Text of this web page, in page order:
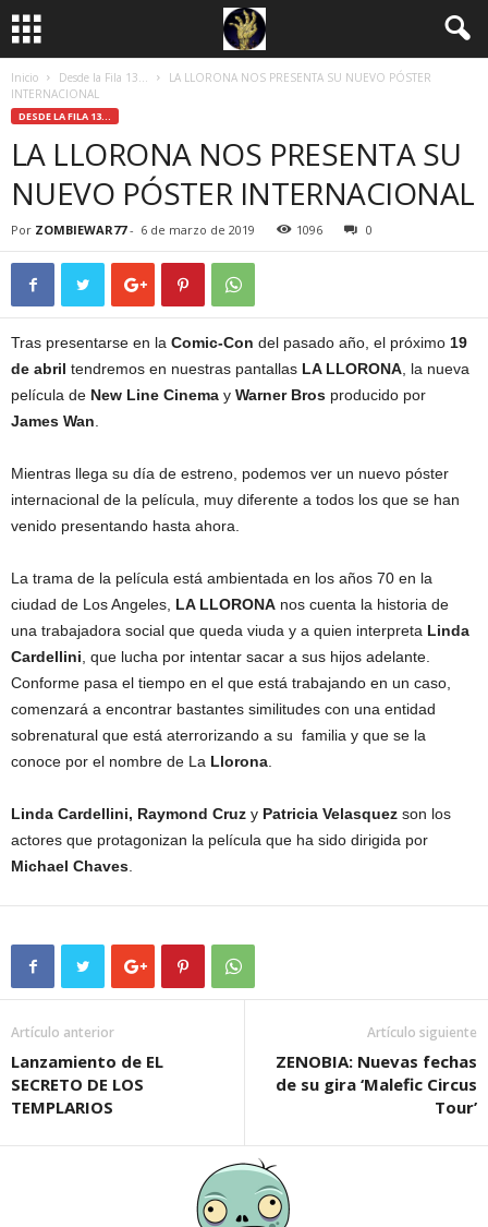
Inicio Desde la Fila 13...
LA LLORONA NOS PRESENTA SU NUEVO PÓSTER
INTERNACIONAL
DESDE LA FILA 13...
LA LLORONA NOS PRESENTA SU
NUEVO PÓSTER INTERNACIONAL
Por ZOMBIEWAR77- 6 de marzo de 2019 1096 0
Tras presentarse en la Comic-Con del pasado año, el próximo 19
de abril tendremos en nuestras pantallas LA LLORONA , la nueva
película de New Line Cinema y Warner Bros producido por
James Wan
Mientras llega su día de estreno, podemos ver un nuevo póster
internacional de la película, muy diferente a todos los que se han
venido presentando hasta ahora.
La trama de la película está ambientada en los años 70 en la
ciudad de Los Angeles, LA LLORONA nos cuenta la historia de
una trabajadora social que queda viuda y a quien interpreta Linda
Cardellini , que lucha por intentar sacar a sus hijos adelante.
Conforme pasa el tiempo en el que está trabajando en un caso,
comenzará a encontrar bastantes similitudes con una entidad
sobrenatural que está aterrorizando a su familia y que se la
conoce por el nombre de La Llorona
Linda Cardellini, Raymond Cruz y Patricia Velasquez son los
actores que protagonizan la película que ha sido dirigida por
Michael Chaves
Artículo anterior
Lanzamiento de EL
SECRETO DE LOS
TEMPLARIOS
Artículo siguiente
ZENOBIA: Nuevas fechas
de su gira ‘Malefic Circus
Tour’